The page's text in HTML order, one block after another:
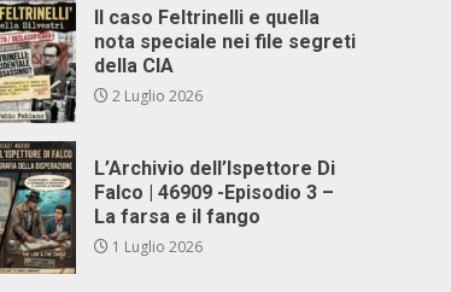
Il caso Feltrinelli e quella
nota speciale nei file segreti
della CIA
2 Luglio 2026
L’Archivio dell’Ispettore Di
Falco | 46909 -Episodio 3 –
La farsa e il fango
1 Luglio 2026